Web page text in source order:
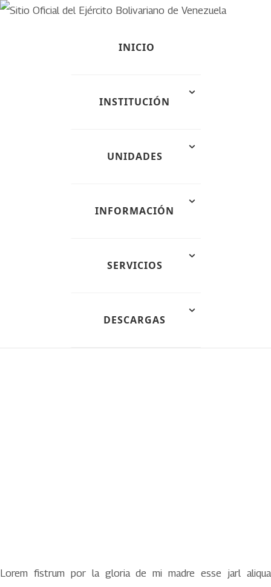
INICIO
INSTITUCIÓN
UNIDADES
INFORMACIÓN
SERVICIOS
DESCARGAS
Lorem fistrum por la gloria de mi madre esse jarl aliqua